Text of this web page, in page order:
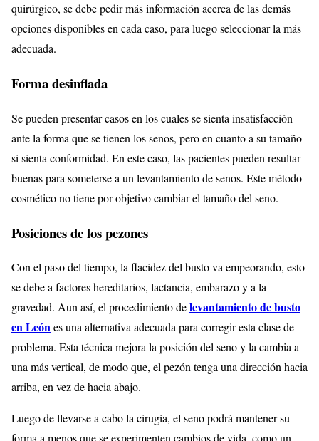
quirúrgico, se debe pedir más información acerca de las demás
opciones disponibles en cada caso, para luego seleccionar la más
adecuada.
Forma desinflada
Se pueden presentar casos en los cuales se sienta insatisfacción
ante la forma que se tienen los senos, pero en cuanto a su tamaño
si sienta conformidad. En este caso, las pacientes pueden resultar
buenas para someterse a un levantamiento de senos. Este método
cosmético no tiene por objetivo cambiar el tamaño del seno.
Posiciones de los pezones
Con el paso del tiempo, la flacidez del busto va empeorando, esto
se debe a factores hereditarios, lactancia, embarazo y a la
gravedad. Aun así, el procedimiento delevantamiento de busto
en Leónes una alternativa adecuada para corregir esta clase de
problema. Esta técnica mejora la posición del seno y la cambia a
una más vertical, de modo que, el pezón tenga una dirección hacia
arriba, en vez de hacia abajo.
Luego de llevarse a cabo la cirugía, el seno podrá mantener su
forma a menos que se experimenten cambios de vida, como un